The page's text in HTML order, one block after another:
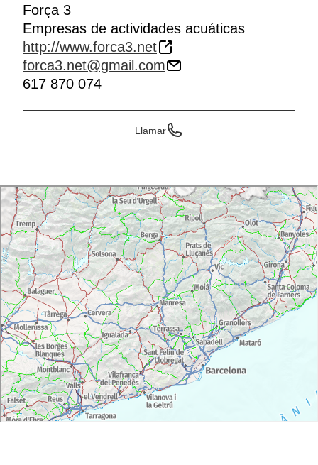
Força 3
Empresas de actividades acuáticas
http://www.forca3.net
forca3.net@gmail.com
617 870 074
Llamar